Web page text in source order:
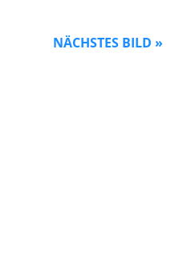
NÄCHSTES BILD »